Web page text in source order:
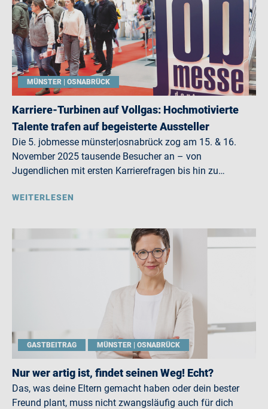
MÜNSTER | OSNABRÜCK
Karriere-Turbinen auf Vollgas: Hochmotivierte
Talente trafen auf begeisterte Aussteller
Die 5. jobmesse münster|osnabrück zog am 15. & 16.
November 2025 tausende Besucher an – von
Jugendlichen mit ersten Karrierefragen bis hin zu…
WEITERLESEN
GASTBEITRAG MÜNSTER | OSNABRÜCK
Nur wer artig ist, findet seinen Weg! Echt?
Das, was deine Eltern gemacht haben oder dein bester
Freund plant, muss nicht zwangsläufig auch für dich